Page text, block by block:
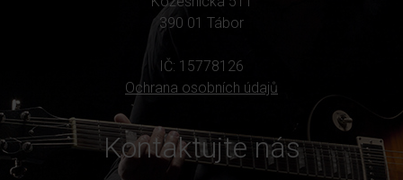
390 01 Tábor
IČ: 15778126
Ochrana osobních údajů
Kontaktujte nás